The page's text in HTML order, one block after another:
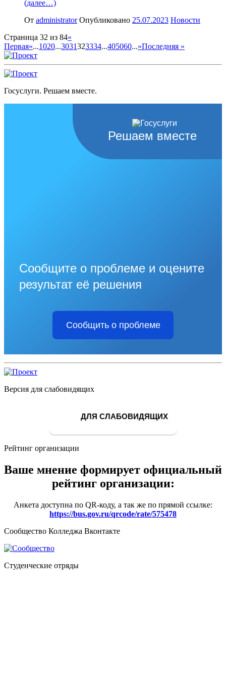
(далее…)
От administrator Опубликовано 25.07.2023 Новости
Страница 32 из 84«
Первая«...1020...3031323334...405060...»Последняя »
Госуслуги. Решаем вместе.
Решаем вместе
Сообщите о проблеме и оцените
результат её решения
Сообщить о проблеме
Версия для слабовидящих
ДЛЯ СЛАБОВИДЯЩИХ
Рейтинг организации
Ваше мнение формирует официальный
рейтинг организации:
Анкета доступна по QR-коду, а так же по прямой ссылке:
https://bus.gov.ru/qrcode/rate/575478
Сообщество Колледжа Вконтакте
Студенческие отряды